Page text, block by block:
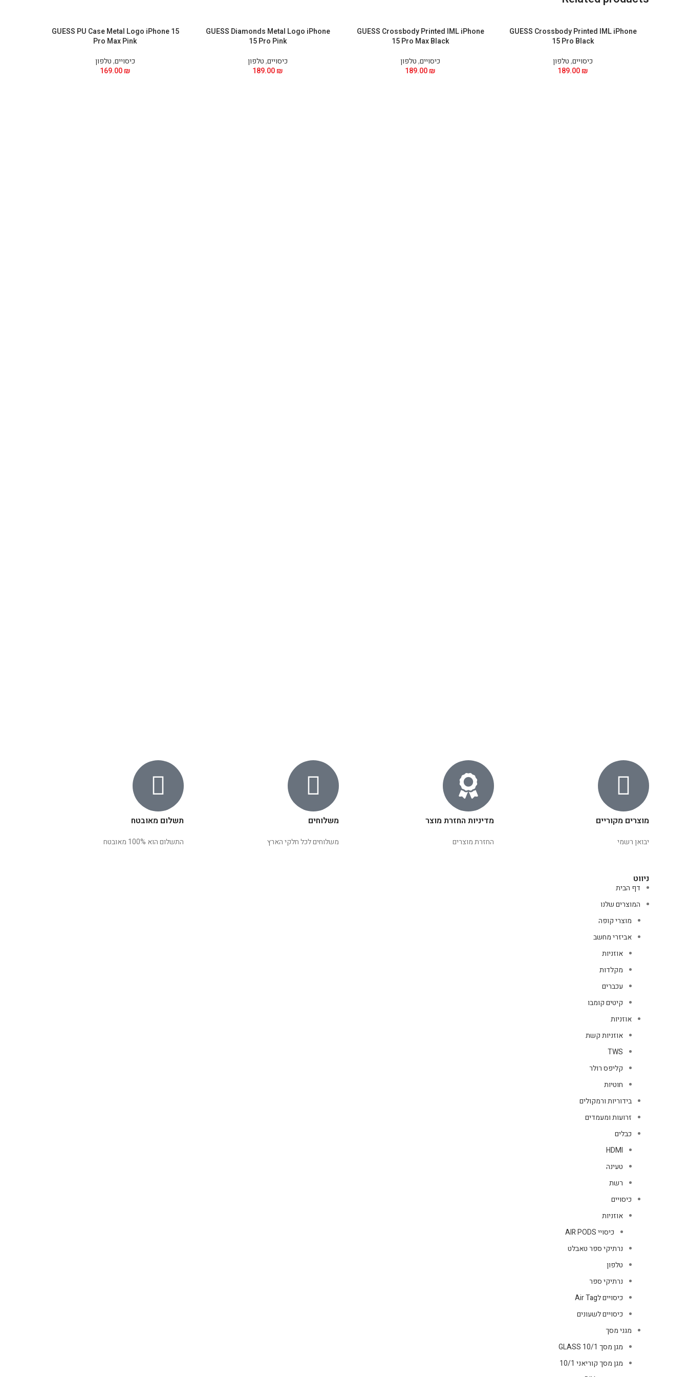
GUESS Crossbody Printed IML iPhone
15 Pro Black
כיסויים,טלפון
189.00₪
GUESS Crossbody Printed IML iPhone
15 Pro Max Black
כיסויים,טלפון
189.00₪
GUESS Diamonds Metal Logo iPhone
15 Pro Pink
כיסויים,טלפון
189.00₪
GUESS PU Case Metal Logo iPhone 15
Pro Max Pink
כיסויים,טלפון
169.00₪
מוצרים מקוריים
יבואן רשמי
מדיניות החזרת מוצר
החזרת מוצרים
משלוחים
משלוחים לכל חלקי הארץ
תשלום מאובטח
התשלום הוא 100% מאובטח
ניווט
דף הבית
המוצרים שלנו
מוצרי קופה
אביזרי מחשב
אוזניות
מקלדות
עכברים
קיטים קומבו
אוזניות
אוזניות קשת
TWS
קליפס רולר
חוטיות
בידוריות ורמקולים
זרועות ומעמדים
כבלים
HDMI
טעינה
רשת
כיסויים
אוזניות
כיסויי AIR PODS
נרתיקי ספר טאבלט
טלפון
נרתיקי ספר
כיסויים לAir Tag
כיסויים לשעונים
מגני מסך
מגן מסך GLASS 10/1
מגן מסך קוריאני 10/1